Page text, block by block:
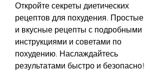
Откройте секреты диетических
рецептов для похудения. Простые
и вкусные рецепты с подробными
инструкциями и советами по
похудению. Наслаждайтесь
результатами быстро и безопасно!